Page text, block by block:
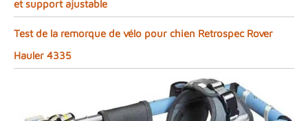
et support ajustable
Test de la remorque de vélo pour chien Retrospec Rover
Hauler 4335